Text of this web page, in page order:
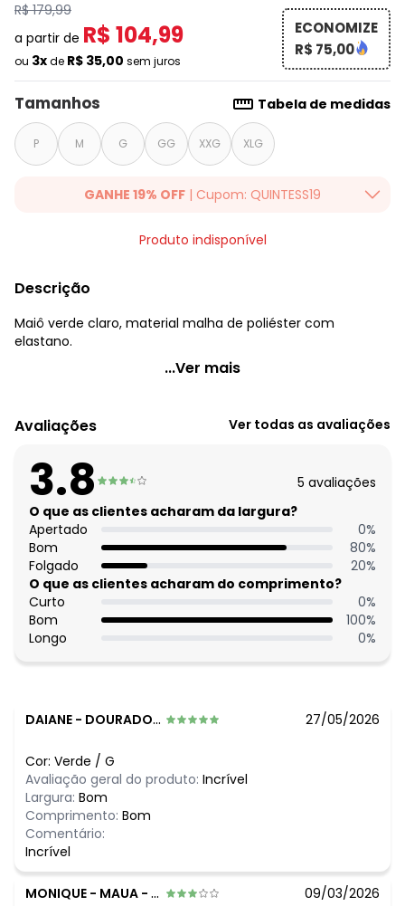
R$ 179,99
a partir de R$ 104,99
ou 3xde R$ 35,00 sem juros
ECONOMIZE
R$ 75,00
Tamanhos Tabela de medidas
P M G GG XXG XLG
GANHE 19% OFF | Cupom: QUINTESS19
QUINTESS19. Válido para toda loja Quintess, até 07/08/2026.
Produto indisponível
Descrição
Maiô verde claro, material malha de poliéster com
elastano.
Quintess - Maiô Verde Claro em Malha com Elastano
Modelagem: Justa
Material: Malha de Poliéster com Elastano
Situação de Uso: Collab
Composição Material: 90% Poliéster, 10% Elastano
Histórico de preços
O preço apresentado abaixo é o menor oferecido em
algum dia do mês, para o menor tamanho disponível.
agosto/2026
julho/2026 N/D*
junho/2026 N/D*
maio/2026 N/D*
abril/2026 N/D*
...Ver mais
Avaliações Ver todas as avaliações
3.8 5 avaliações
O que as clientes acharam da largura?
Apertado
0%
Bom
80%
Folgado
20%
O que as clientes acharam do comprimento?
Curto
0%
Bom
100%
Longo
0%
DAIANE - DOURADOS - MS 27/05/2026
Cor: Verde / G
Avaliação geral do produto: Incrível
Largura: Bom
Comprimento: Bom
Comentário:
Incrível
MONIQUE - MAUA - SP 09/03/2026